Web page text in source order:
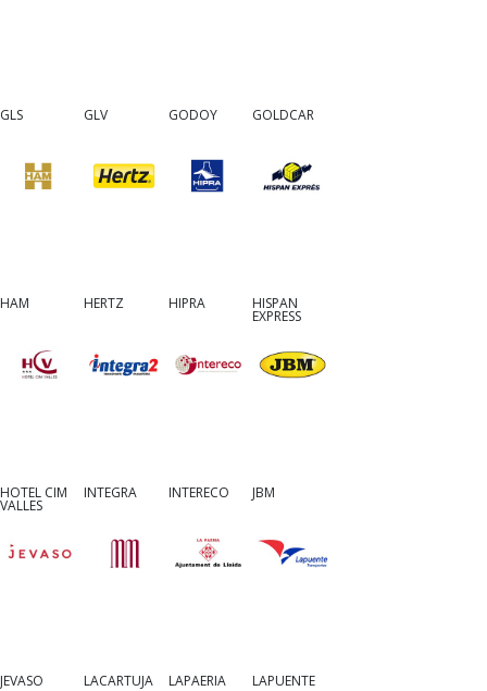
GLS GLV GODOY GOLDCAR
HAM HERTZ HIPRA HISPAN
EXPRESS
HOTEL CIM
VALLES
INTEGRA INTERECO JBM
JEVASO LACARTUJA LAPAERIA LAPUENTE